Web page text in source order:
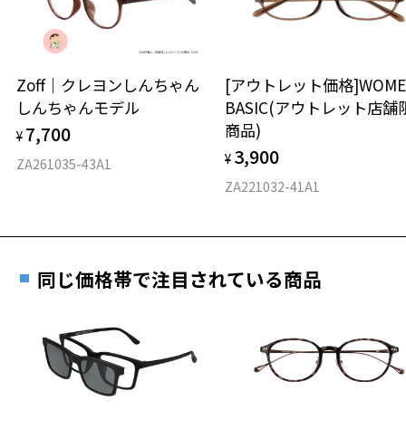
お持ちのZoffメガネサイズを確認するには？
仕上がり寸法
D 仕上がりの横幅：約141mm
9.4g
※着脱式サングラス：デモレンズ、アタッチメント込みの重さ
タイプ
※保証期間内に交換が行われた場合、保証期間は初期の期間から
延長されません。
安心2 視力測定無料
視力の変化を早めに発見するために、定期的な視
力測定をおすすめいたします。
安心3 かかり具合調整無料
す。
＜メガネの度数情報がわからない方へ＞
オンラインストアでフレームのみ購入して、
実店舗で度付きにできます
ご購入時に「レンズ交換券」をお選びいただくと、実店舗で
度数を測定のうえ、度付きレンズ（標準セットレンズ）へ無
お近くのZoff実店舗にて度数を測定いただけます（無料）。
その際は記入用紙をダウンロードしてお使いください。
Zoff｜クレヨンしんちゃん
しんちゃんモデル
¥ 7,700
ZA261035-43A1
[アウトレット価格
BASIC(アウトレット店舗
商品)
¥ 3,900
ZA221032-41A1
同じ価格帯で注目されている商品